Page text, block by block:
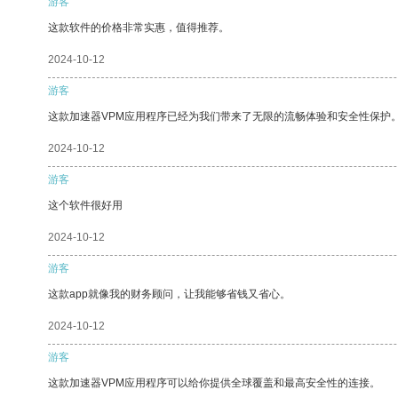
这款软件的价格非常实惠，值得推荐。
2024-10-12
游客
这款加速器VPM应用程序已经为我们带来了无限的流畅体验和安全性保护
2024-10-12
游客
这个软件很好用
2024-10-12
游客
这款app就像我的财务顾问，让我能够省钱又省心。
2024-10-12
游客
这款加速器VPM应用程序可以给你提供全球覆盖和最高安全性的连接。